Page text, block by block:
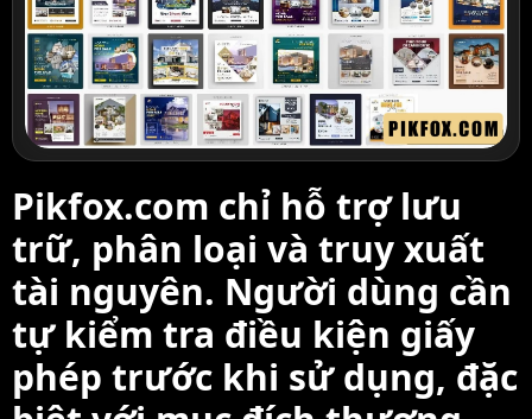
Pikfox.com chỉ hỗ trợ lưu
trữ, phân loại và truy xuất
tài nguyên. Người dùng cần
tự kiểm tra điều kiện giấy
phép trước khi sử dụng, đặc